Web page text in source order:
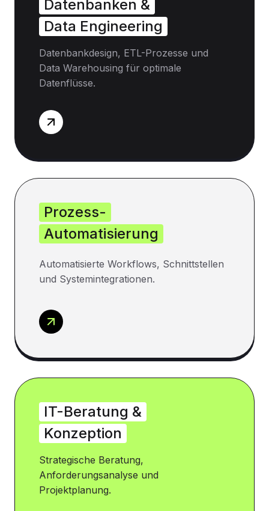
Datenbanken &
Data Engineering
Datenbankdesign, ETL-Prozesse und
Data Warehousing für optimale
Datenflüsse.
Prozess-
Automatisierung
Automatisierte Workflows, Schnittstellen
und Systemintegrationen.
IT-Beratung &
Konzeption
Strategische Beratung,
Anforderungsanalyse und
Projektplanung.